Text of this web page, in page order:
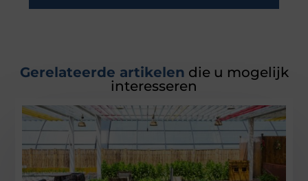
Gerelateerde artikelen die u mogelijk
interesseren